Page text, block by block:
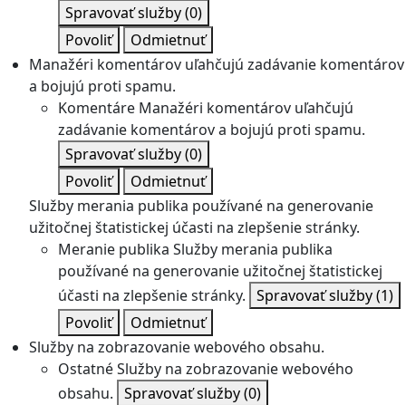
Spravovať služby(0)
Povoliť
Odmietnuť
Manažéri komentárov uľahčujú zadávanie komentárov
a bojujú proti spamu.
Komentáre Manažéri komentárov uľahčujú
zadávanie komentárov a bojujú proti spamu.
Spravovať služby(0)
Povoliť
Odmietnuť
Služby merania publika používané na generovanie
užitočnej štatistickej účasti na zlepšenie stránky.
Meranie publika Služby merania publika
používané na generovanie užitočnej štatistickej
účasti na zlepšenie stránky. Spravovať služby(1)
Povoliť
Odmietnuť
Služby na zobrazovanie webového obsahu.
OstatnéSlužby na zobrazovanie webového
obsahu. Spravovať služby(0)